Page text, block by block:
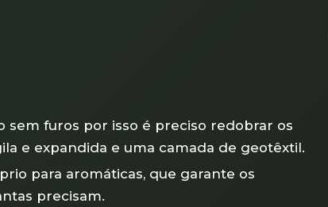
sem furos por isso é preciso redobrar os
e expandida e uma camada de geotêxtil.
para aromáticas, que garante os
precisam.